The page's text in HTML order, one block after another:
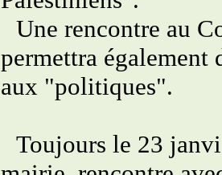
Une rencontre au
permettra également
aux "politiques".
Toujours le 23